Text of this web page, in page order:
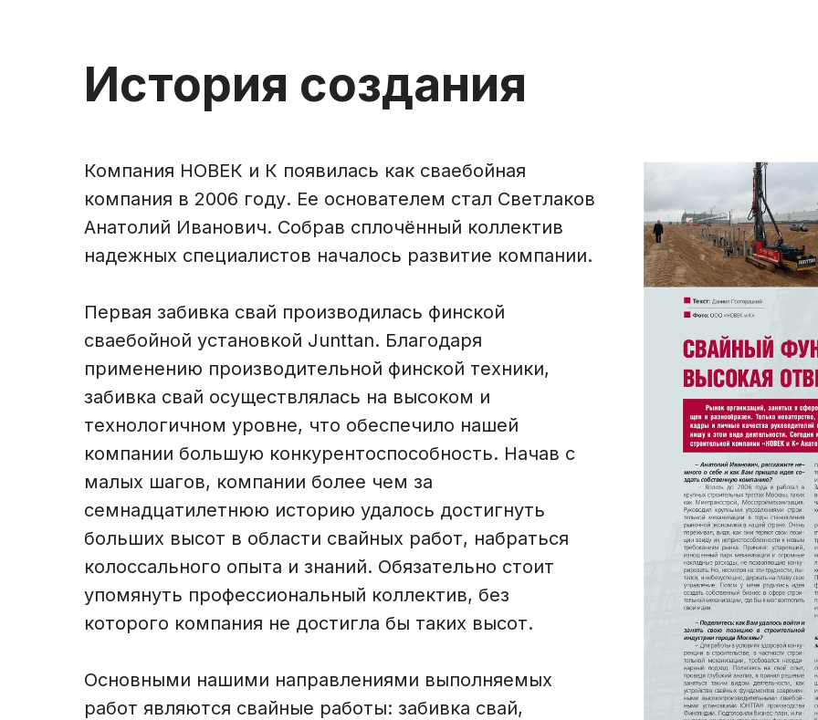
История создания
Компания НОВЕК и К появилась как сваебойная
компания в 2006 году. Ее основателем стал Светлаков
Анатолий Иванович. Собрав сплочённый коллектив
надежных специалистов началось развитие компании.
Первая забивка свай производилась финской
сваебойной установкой Junttan. Благодаря
применению производительной финской техники,
забивка свай осуществлялась на высоком и
технологичном уровне, что обеспечило нашей
компании большую конкурентоспособность. Начав с
малых шагов, компании более чем за
семнадцатилетнюю историю удалось достигнуть
больших высот в области свайных работ, набраться
колоссального опыта и знаний. Обязательно стоит
упомянуть профессиональный коллектив, без
которого компания не достигла бы таких высот.
Основными нашими направлениями выполняемых
работ являются свайные работы: забивка свай,